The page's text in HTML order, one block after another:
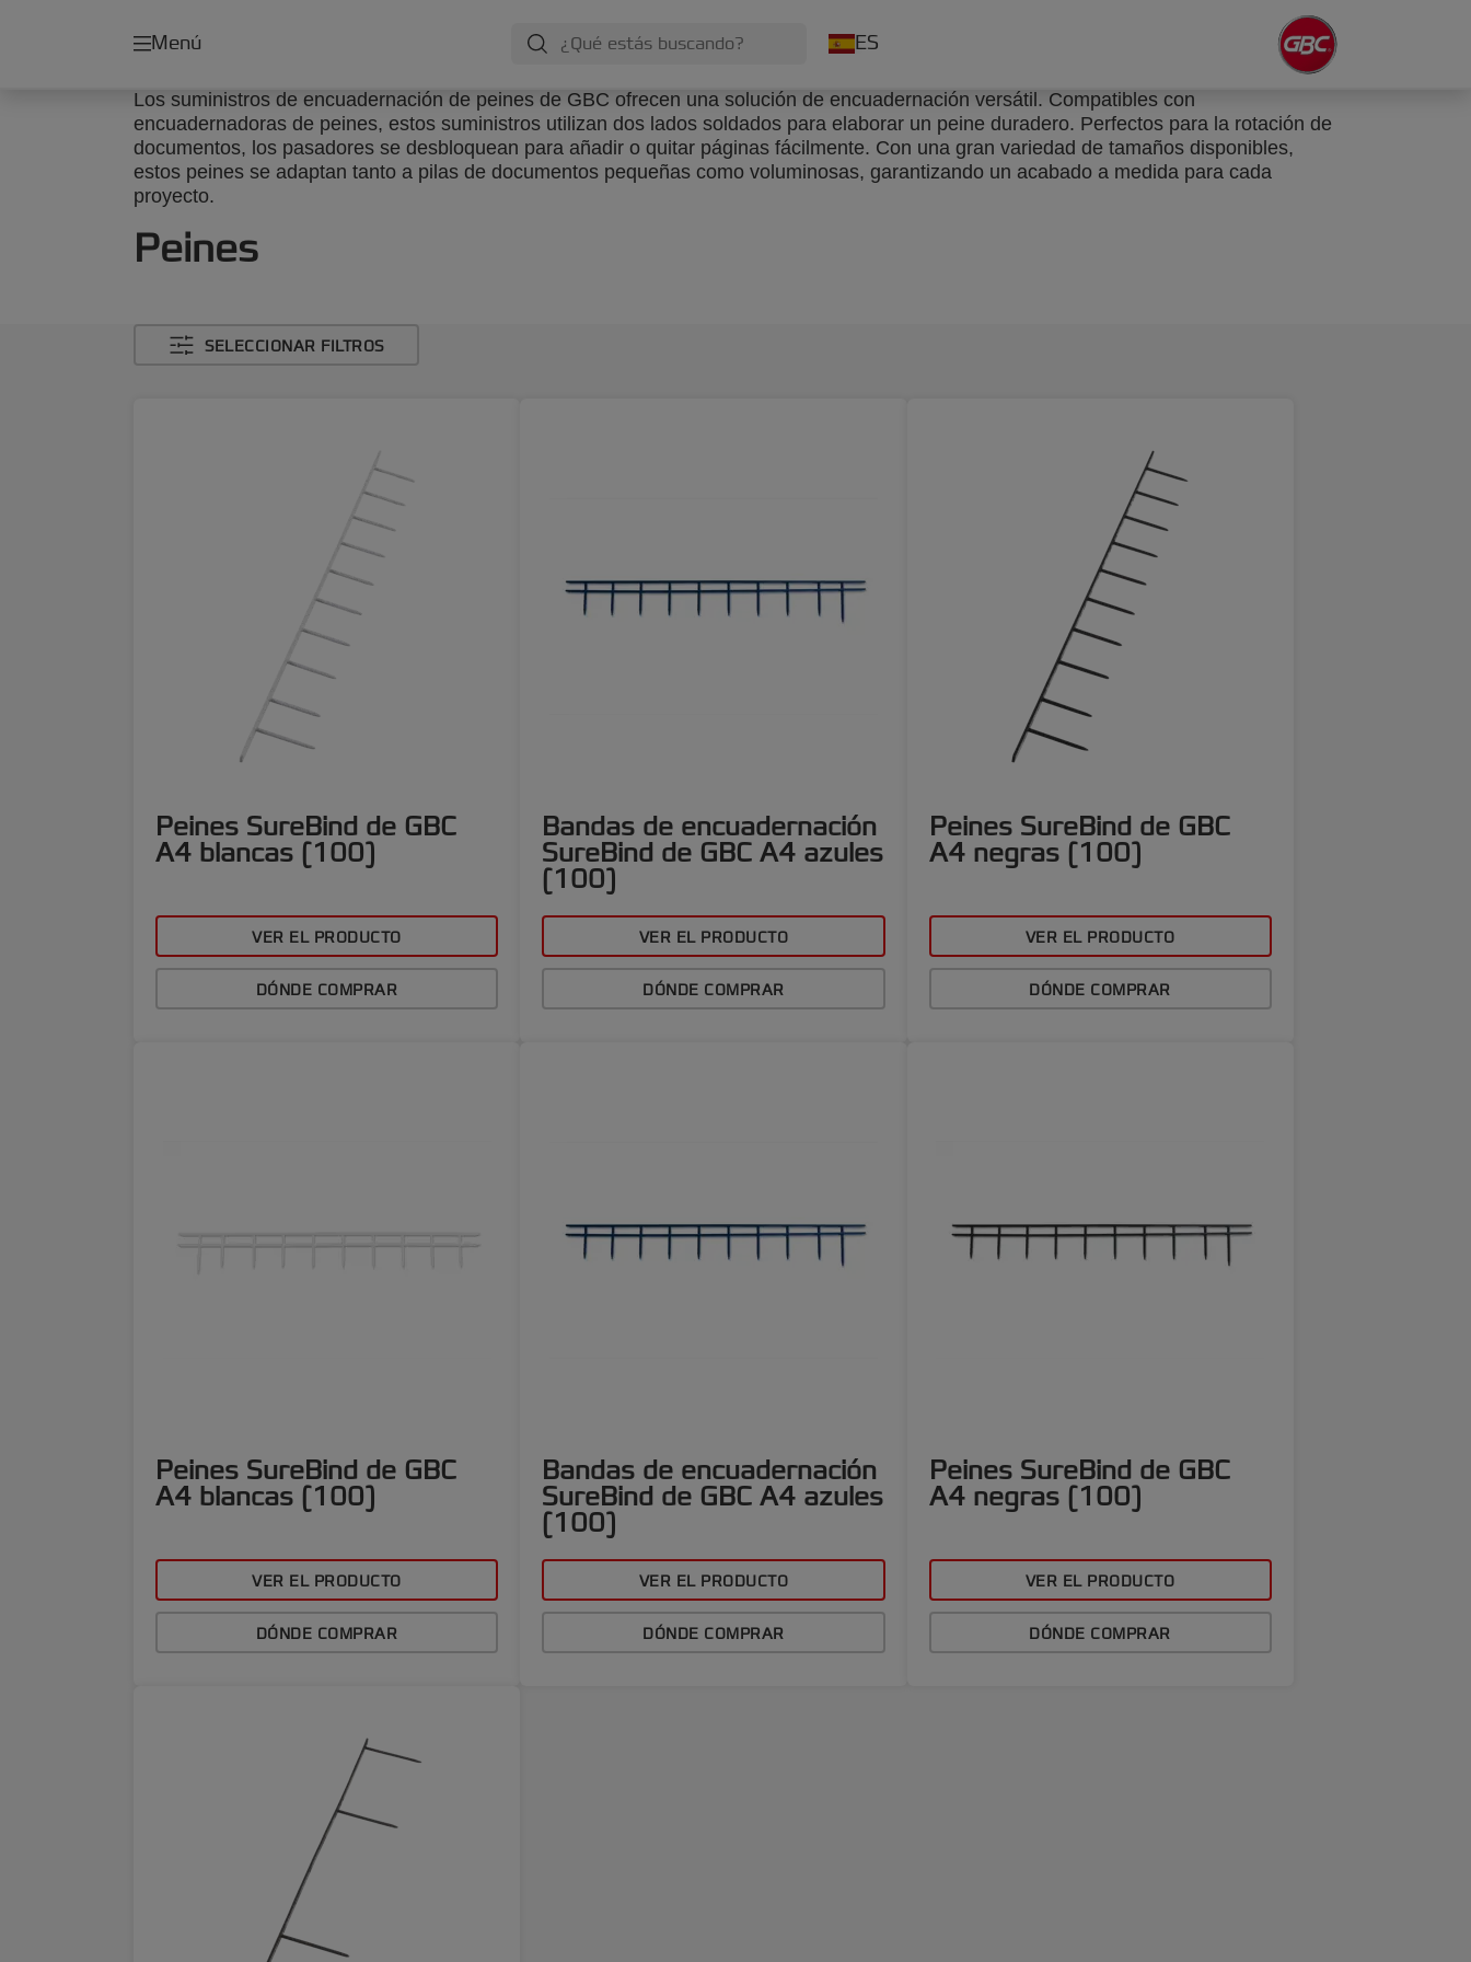
Menú ES
Los suministros de encuadernación de peines de GBC ofrecen una solución de encuadernación versátil. Compatibles con
encuadernadoras de peines, estos suministros utilizan dos lados soldados para elaborar un peine duradero. Perfectos para la rotación de
documentos, los pasadores se desbloquean para añadir o quitar páginas fácilmente. Con una gran variedad de tamaños disponibles,
estos peines se adaptan tanto a pilas de documentos pequeñas como voluminosas, garantizando un acabado a medida para cada
proyecto.
Peines
SELECCIONAR FILTROS
Peines SureBind de GBC
A4 blancas (100)
VER EL PRODUCTO
DÓNDE COMPRAR
Bandas de encuadernación
SureBind de GBC A4 azules
(100)
VER EL PRODUCTO
DÓNDE COMPRAR
Peines SureBind de GBC
A4 negras (100)
VER EL PRODUCTO
DÓNDE COMPRAR
Peines SureBind de GBC
A4 blancas (100)
VER EL PRODUCTO
DÓNDE COMPRAR
Bandas de encuadernación
SureBind de GBC A4 azules
(100)
VER EL PRODUCTO
DÓNDE COMPRAR
Peines SureBind de GBC
A4 negras (100)
VER EL PRODUCTO
DÓNDE COMPRAR